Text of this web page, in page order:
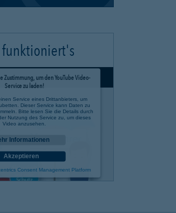
funktioniert's
Zustimmung, um den YouTube Video-
Service zu laden!
Service eines Drittanbieters, um
Dieser Service kann Daten zu
Bitte lesen Sie die Details durch
Nutzung des Service zu, um dieses
Video anzusehen.
Informationen
Akzeptieren
Consent Management Platform